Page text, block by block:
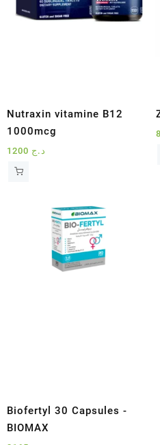
Nutraxin vitamine B12
1000mcg
د.ج
Biofertyl 30 Capsules -
BIOMAX